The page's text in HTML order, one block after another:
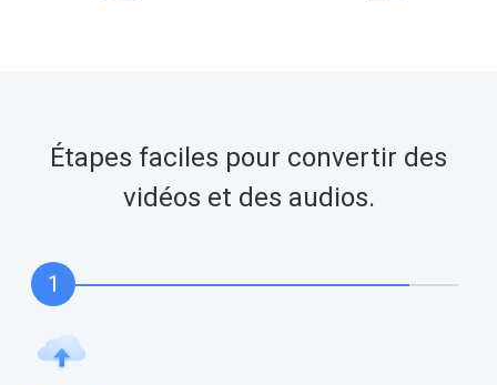
Étapes faciles pour convertir des
vidéos et des audios.
1